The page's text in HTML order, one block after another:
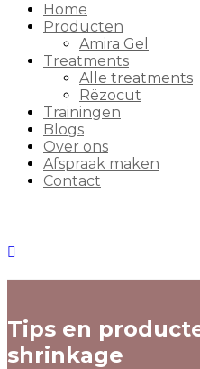
Home
Producten
Amira Gel
Treatments
Alle treatments
Rëzocut
Trainingen
Blogs
Over ons
Afspraak maken
Contact
Tips en
shrinkage